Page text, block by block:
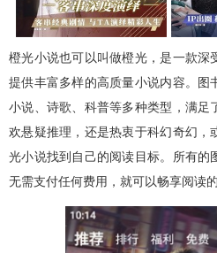
橙光小说也可以叫做橙光，是一款深
提供丰富多样的高质量小说内容。
小说、诗歌、科普等多种类型，满
欢悬疑推理，还是热衷于科幻奇幻
光小说找到自己的阅读目标。所有的
无需支付任何费用，就可以畅享阅读的